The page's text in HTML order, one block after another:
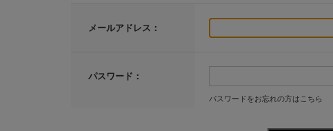
メールアドレス：
パスワード：
パスワードをお忘れの方はこちら